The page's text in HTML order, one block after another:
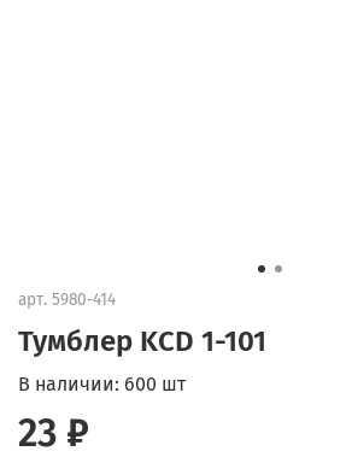
арт. 5980-414
Тумблер KCD 1-101
В наличии: 600 шт
23 ₽